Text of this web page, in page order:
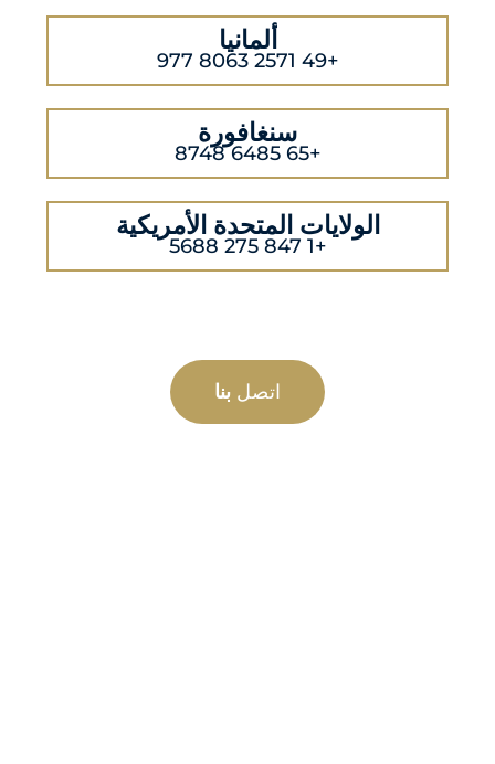
ألمانيا
+49 2571 8063 977
سنغافورة
+65 6485 8748
الولايات المتحدة الأمريكية
+1 847 275 5688
اتصل بنا